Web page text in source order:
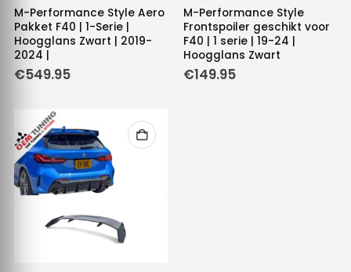
M-Performance Style Aero
Pakket F40 | 1-Serie |
Hoogglans Zwart | 2019-
2024 |
€549.95
M-Performance Style
Frontspoiler geschikt voor
F40 | 1 serie | 19-24 |
Hoogglans Zwart
€149.95